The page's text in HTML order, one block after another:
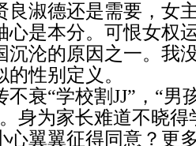
良淑德还是需要，女
心是本分。可恨女权
沉沦的原因之一。我
性别定义。
“学校割JJ”，“男
身为家长难道不晓
心翼翼征得同意？更